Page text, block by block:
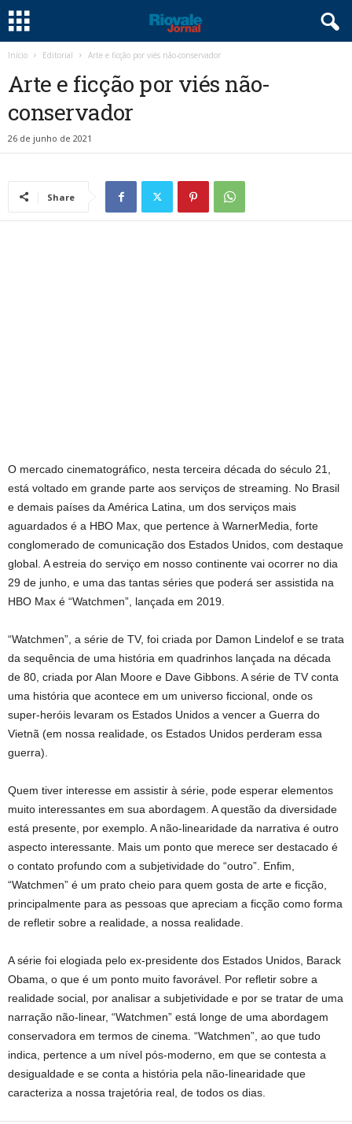
Início Editorial Arte e ficção por viés não-conservador
Arte e ficção por viés não-
conservador
26 de junho de 2021
Share
O mercado cinematográfico, nesta terceira década do século 21,
está voltado em grande parte aos serviços de streaming. No Brasil
e demais países da América Latina, um dos serviços mais
aguardados é a HBO Max, que pertence à WarnerMedia, forte
conglomerado de comunicação dos Estados Unidos, com destaque
global. A estreia do serviço em nosso continente vai ocorrer no dia
29 de junho, e uma das tantas séries que poderá ser assistida na
HBO Max é “Watchmen”, lançada em 2019.
“Watchmen”, a série de TV, foi criada por Damon Lindelof e se trata
da sequência de uma história em quadrinhos lançada na década
de 80, criada por Alan Moore e Dave Gibbons. A série de TV conta
uma história que acontece em um universo ficcional, onde os
super-heróis levaram os Estados Unidos a vencer a Guerra do
Vietnã (em nossa realidade, os Estados Unidos perderam essa
guerra).
Quem tiver interesse em assistir à série, pode esperar elementos
muito interessantes em sua abordagem. A questão da diversidade
está presente, por exemplo. A não-linearidade da narrativa é outro
aspecto interessante. Mais um ponto que merece ser destacado é
o contato profundo com a subjetividade do “outro”. Enfim,
“Watchmen” é um prato cheio para quem gosta de arte e ficção,
principalmente para as pessoas que apreciam a ficção como forma
de refletir sobre a realidade, a nossa realidade.
A série foi elogiada pelo ex-presidente dos Estados Unidos, Barack
Obama, o que é um ponto muito favorável. Por refletir sobre a
realidade social, por analisar a subjetividade e por se tratar de uma
narração não-linear, “Watchmen” está longe de uma abordagem
conservadora em termos de cinema. “Watchmen”, ao que tudo
indica, pertence a um nível pós-moderno, em que se contesta a
desigualdade e se conta a história pela não-linearidade que
caracteriza a nossa trajetória real, de todos os dias.